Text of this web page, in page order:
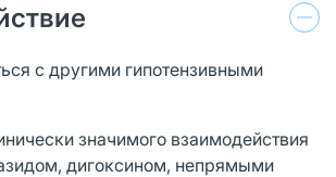
с другими гипотензивными
значимого взаимодействия
дигоксином, непрямыми